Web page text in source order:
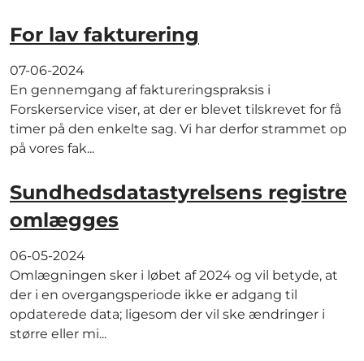
For lav fakturering
07-06-2024
En gennemgang af faktureringspraksis i
Forskerservice viser, at der er blevet tilskrevet for få
timer på den enkelte sag. Vi har derfor strammet op
på vores fak...
Sundhedsdatastyrelsens registre
omlægges
06-05-2024
Omlægningen sker i løbet af 2024 og vil betyde, at
der i en overgangsperiode ikke er adgang til
opdaterede data; ligesom der vil ske ændringer i
større eller mi...